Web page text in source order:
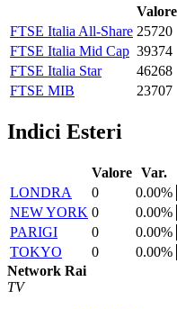
Valore
FTSE Italia All-Share 25720
FTSE Italia Mid Cap 39374
FTSE Italia Star
46268
FTSE MIB
23707
Indici Esteri
Valore Var.
LONDRA
0
0.00%
NEW YORK 0
0.00%
PARIGI
0
0.00%
TOKYO
0
0.00%
Network Rai
TV